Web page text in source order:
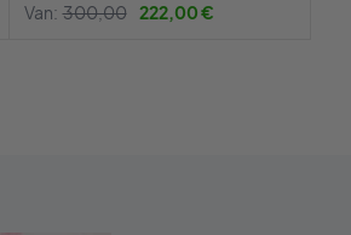
Van: 300,00 222,00 €